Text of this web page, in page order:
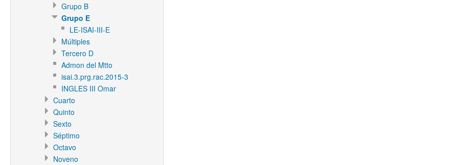
Grupo B
Grupo E
LE-ISAI-III-E
Múltiples
Tercero D
Admon del Mtto
isai.3.prg.rac.2015-3
INGLES III Omar
Cuarto
Quinto
Sexto
Séptimo
Octavo
Noveno